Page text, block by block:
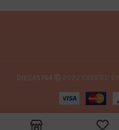
DIECAST64 2022 CREATED BY